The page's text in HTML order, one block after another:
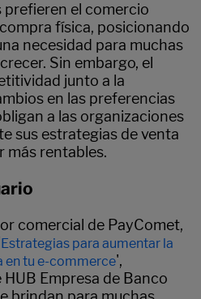
prefieren el comercio
física, posicionando
necesidad para muchas
Sin embargo, el
junto a la
en las preferencias
a las organizaciones
sus estrategias de venta
más rentables.
comercial de PayComet,
Estrategias para aumentar la
en tu e-commerce',
Empresa de Banco